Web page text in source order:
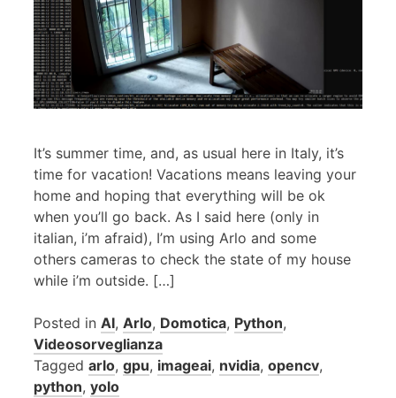
It’s summer time, and, as usual here in Italy, it’s
time for vacation! Vacations means leaving your
home and hoping that everything will be ok
when you’ll go back. As I said here (only in
italian, i’m afraid), I’m using Arlo and some
others cameras to check the state of my house
while i’m outside. […]
Posted in AI, Arlo, Domotica, Python,
Videosorveglianza
Tagged arlo, gpu, imageai, nvidia, opencv,
python, yolo